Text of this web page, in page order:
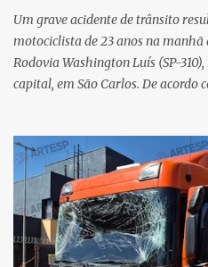
circunstâncias do crime. A
Um grave acidente de trânsito
motociclista de 23 anos na
Rodovia Washington Luís (SP-
capital, em São Carlos. De acordo
veículo, o trânsito estava lento e
realizadas na rodovia, momento
a violência da colisão, o
Testemunhas relataram que o
durante o acidente. O jovem
morreu ainda no local. Equipes